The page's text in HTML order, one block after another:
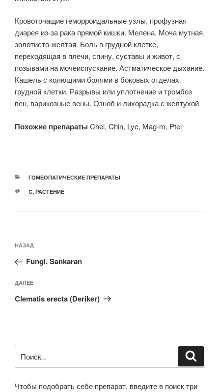
Кровоточащие геморроидальные узлы, профузная
диарея из-за рака прямой кишки. Мелена. Моча мутная,
золотисто-желтая. Боль в грудной клетке,
переходящая в плечи, спину, суставы и живот, с
позывами на мочеиспускание. Астматическое дыхание.
Кашель с колющими болями в боковых отделах
грудной клетки. Разрывы или уплотнение и тромбоз
вен, варикозные вены. Озноб и лихорадка с желтухой
Похожие препараты Chel, Chin, Lyc, Mag-m, Ptel
РУБРИКИ
ГОМЕОПАТИЧЕСКИЕ ПРЕПАРАТЫ
МЕТКИ
C, РАСТЕНИЕ
по
записям
Предыдущая
запись:
НАЗАД
Fungi. Sankaran
Следующая
запись
ДАЛЕЕ
Clematis erecta (Deriker)
Чтобы подобрать себе препарат, введите в поиск три